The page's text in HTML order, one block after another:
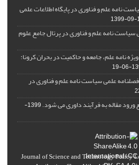
نامه علم و فناوری در پایگاه اطلاعات علمی
1399-09-
سیاست نامه علم و فناوری در پرتال جامع علوم
نامه علم، جامعه و حاکمیت در بحران کرونا:
فصلنامه علمی سیاست نامه علم و فناوری در
مقاله به فرآیند داوری می شود.
1399-
Journal of Science and Technology Policy